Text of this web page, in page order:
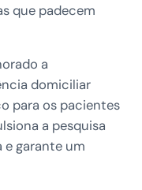
que padecem
a
domiciliar
para os pacientes
a pesquisa
garante um